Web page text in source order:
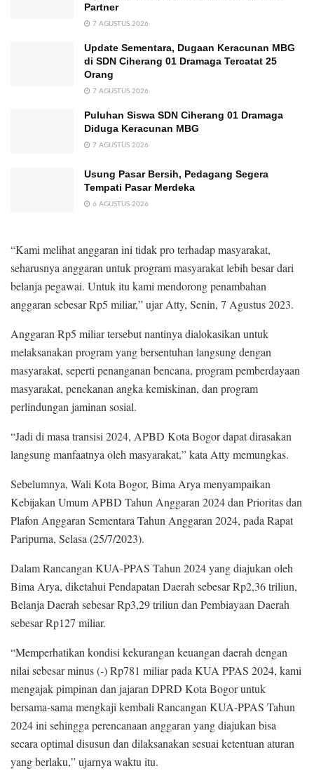
Partner
7 AGUSTUS 2026
Update Sementara, Dugaan Keracunan MBG
di SDN Ciherang 01 Dramaga Tercatat 25
Orang
7 AGUSTUS 2026
Puluhan Siswa SDN Ciherang 01 Dramaga
Diduga Keracunan MBG
7 AGUSTUS 2026
Usung Pasar Bersih, Pedagang Segera
Tempati Pasar Merdeka
6 AGUSTUS 2026
“Kami melihat anggaran ini tidak pro terhadap masyarakat,
seharusnya anggaran untuk program masyarakat lebih besar dari
belanja pegawai. Untuk itu kami mendorong penambahan
anggaran sebesar Rp5 miliar,” ujar Atty, Senin, 7 Agustus 2023.
Anggaran Rp5 miliar tersebut nantinya dialokasikan untuk
melaksanakan program yang bersentuhan langsung dengan
masyarakat, seperti penanganan bencana, program pemberdayaan
masyarakat, penekanan angka kemiskinan, dan program
perlindungan jaminan sosial.
“Jadi di masa transisi 2024, APBD Kota Bogor dapat dirasakan
langsung manfaatnya oleh masyarakat,” kata Atty memungkas.
Sebelumnya, Wali Kota Bogor, Bima Arya menyampaikan
Kebijakan Umum APBD Tahun Anggaran 2024 dan Prioritas dan
Plafon Anggaran Sementara Tahun Anggaran 2024, pada Rapat
Paripurna, Selasa (25/7/2023).
Dalam Rancangan KUA-PPAS Tahun 2024 yang diajukan oleh
Bima Arya, diketahui Pendapatan Daerah sebesar Rp2,36 triliun,
Belanja Daerah sebesar Rp3,29 triliun dan Pembiayaan Daerah
sebesar Rp127 miliar.
“Memperhatikan kondisi kekurangan keuangan daerah dengan
nilai sebesar minus (-) Rp781 miliar pada KUA PPAS 2024, kami
mengajak pimpinan dan jajaran DPRD Kota Bogor untuk
bersama-sama mengkaji kembali Rancangan KUA-PPAS Tahun
2024 ini sehingga perencanaan anggaran yang diajukan bisa
secara optimal disusun dan dilaksanakan sesuai ketentuan aturan
yang berlaku,” ujarnya waktu itu.